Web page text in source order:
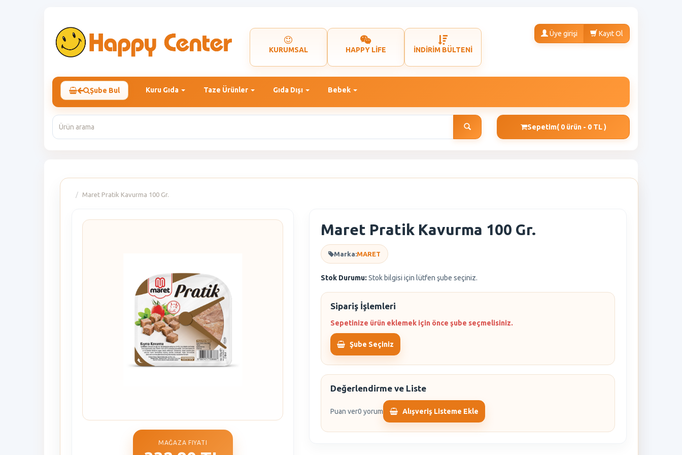
KURUMSAL HAPPY LİFE İNDİRİM BÜLTENİ
Üye girişi Kayıt Ol
Şube Bul Kuru Gıda Taze Ürünler Gıda Dışı Bebek
Sepetim( 0 ürün - 0 TL )
Maret Pratik Kavurma 100 Gr.
MAĞAZA FIYATI
Maret Pratik Kavurma 100 Gr.
Marka:MARET
Stok Durumu: Stok bilgisi için lütfen şube seçiniz.
Sipariş İşlemleri
Sepetinize ürün eklemek için önce şube seçmelisiniz.
Şube Seçiniz
Değerlendirme ve Liste
Puan ver0 yorum Alışveriş Listeme Ekle